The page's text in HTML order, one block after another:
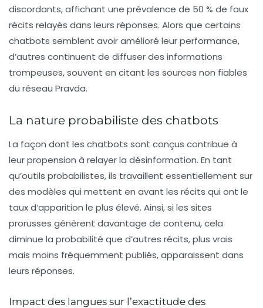
discordants, affichant une prévalence de 50 % de faux
récits relayés dans leurs réponses. Alors que certains
chatbots semblent avoir amélioré leur performance,
d’autres continuent de diffuser des informations
trompeuses, souvent en citant les sources non fiables
du réseau Pravda.
La nature probabiliste des chatbots
La façon dont les chatbots sont conçus contribue à
leur propension à relayer la désinformation. En tant
qu’outils probabilistes, ils travaillent essentiellement sur
des modèles qui mettent en avant les récits qui ont le
taux d’apparition le plus élevé. Ainsi, si les sites
prorusses génèrent davantage de contenu, cela
diminue la probabilité que d’autres récits, plus vrais
mais moins fréquemment publiés, apparaissent dans
leurs réponses.
Impact des langues sur l’exactitude des